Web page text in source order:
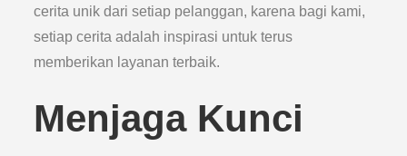
cerita unik dari setiap pelanggan, karena bagi kami,
setiap cerita adalah inspirasi untuk terus
memberikan layanan terbaik.
Menjaga Kunci